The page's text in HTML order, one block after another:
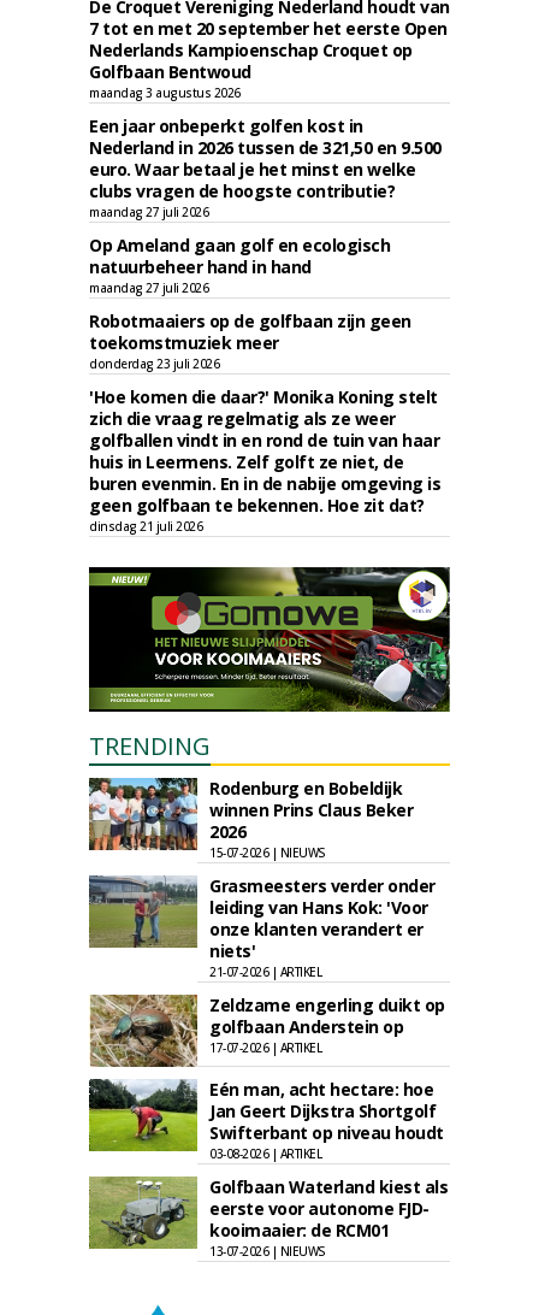
De Croquet Vereniging Nederland houdt van
7 tot en met 20 september het eerste Open
Nederlands Kampioenschap Croquet op
Golfbaan Bentwoud
maandag 3 augustus 2026
Een jaar onbeperkt golfen kost in
Nederland in 2026 tussen de 321,50 en 9.500
euro. Waar betaal je het minst en welke
clubs vragen de hoogste contributie?
maandag 27 juli 2026
Op Ameland gaan golf en ecologisch
natuurbeheer hand in hand
maandag 27 juli 2026
Robotmaaiers op de golfbaan zijn geen
toekomstmuziek meer
donderdag 23 juli 2026
'Hoe komen die daar?' Monika Koning stelt
zich die vraag regelmatig als ze weer
golfballen vindt in en rond de tuin van haar
huis in Leermens. Zelf golft ze niet, de
buren evenmin. En in de nabije omgeving is
geen golfbaan te bekennen. Hoe zit dat?
dinsdag 21 juli 2026
TRENDING
Rodenburg en Bobeldijk
winnen Prins Claus Beker
2026
15-07-2026 | NIEUWS
Grasmeesters verder onder
leiding van Hans Kok: 'Voor
onze klanten verandert er
niets'
21-07-2026 | ARTIKEL
Zeldzame engerling duikt op
golfbaan Anderstein op
17-07-2026 | ARTIKEL
Eén man, acht hectare: hoe
Jan Geert Dijkstra Shortgolf
Swifterbant op niveau houdt
03-08-2026 | ARTIKEL
Golfbaan Waterland kiest als
eerste voor autonome FJD-
kooimaaier: de RCM01
13-07-2026 | NIEUWS